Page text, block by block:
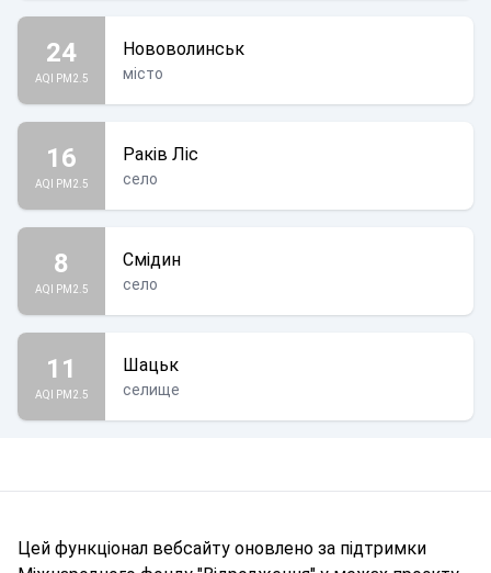
24
AQI PM2.5
Нововолинськ
місто
16
AQI PM2.5
Раків Ліс
село
8
AQI PM2.5
Смідин
село
11
AQI PM2.5
Шацьк
селище
Цей функціонал вебсайту оновлено за підтримки